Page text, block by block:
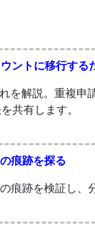
ントに移行する
を解説。重複申
共有します。
痕跡を探る
痕跡を検証し、